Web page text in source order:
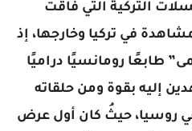
التركية التي فاقت
في تركيا وخارجها، إذ
رومانسيًا دراميًا
إليه بقوة ومن حلقاته
في روسيا، حيثُ كان أول عرض